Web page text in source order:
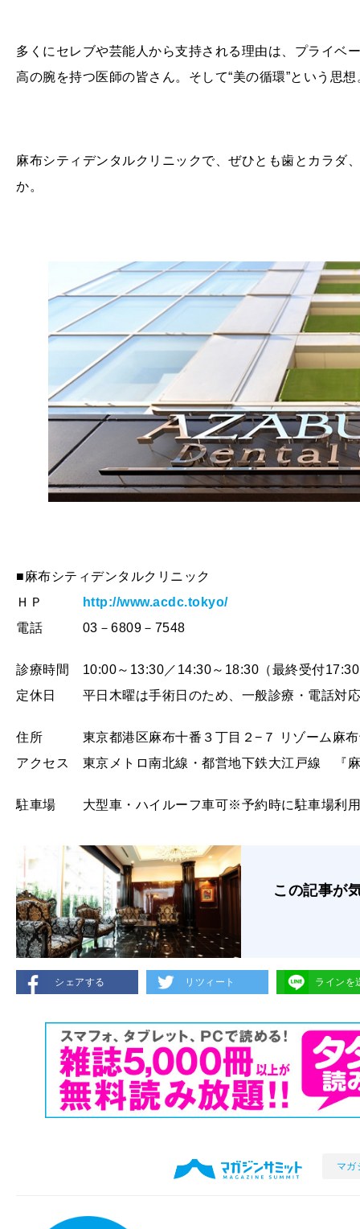
多くにセレブや芸能人から支持される理由は、プライベ
高の腕を持つ医師の皆さん。そして“美の循環”という思想
麻布シティデンタルクリニックで、ぜひとも歯とカラダ
か。
■麻布シティデンタルクリニック
ＨＰ
http://www.acdc.tokyo/
電話 03－6809－7548
診療時間 10:00～13:30／14:30～18:30（最終受付
定休日 平日木曜は手術日のため、一般診療・電話対応
住所 東京都港区麻布十番３丁目２−７ リゾーム麻布
アクセス 東京メトロ南北線・都営地下鉄大江戸線 『
駐車場 大型車・ハイルーフ車可※予約時に駐車場利用
この記事が
シェアする リツィート ラインを
マガ